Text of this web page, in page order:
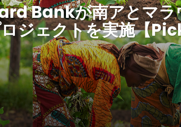
Bankが南アとマラ
ジェクトを実施【